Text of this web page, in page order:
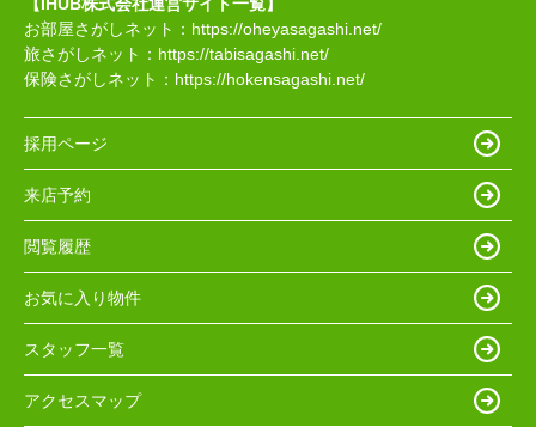
【IHUB株式会社運営サイト一覧】
お部屋さがしネット： https://oheyasagashi.net/
旅さがしネット： https://tabisagashi.net/
保険さがしネット： https://hokensagashi.net/
採用ページ
来店予約
閲覧履歴
お気に入り物件
スタッフ一覧
アクセスマップ